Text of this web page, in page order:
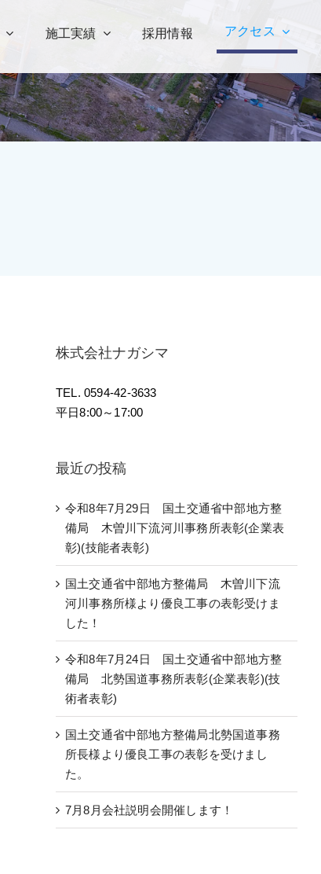
施工実績 採用情報 アクセス
株式会社ナガシマ
TEL. 0594-42-3633
平日8:00～17:00
最近の投稿
令和8年7月29日 国土交通省中部地方整
備局 木曽川下流河川事務所表彰(企業表
彰)(技能者表彰)
国土交通省中部地方整備局 木曽川下流
河川事務所様より優良工事の表彰受けま
した！
令和8年7月24日 国土交通省中部地方整
備局 北勢国道事務所表彰(企業表彰)(技
術者表彰)
国土交通省中部地方整備局北勢国道事務
所長様より優良工事の表彰を受けまし
た。
7月8月会社説明会開催します！